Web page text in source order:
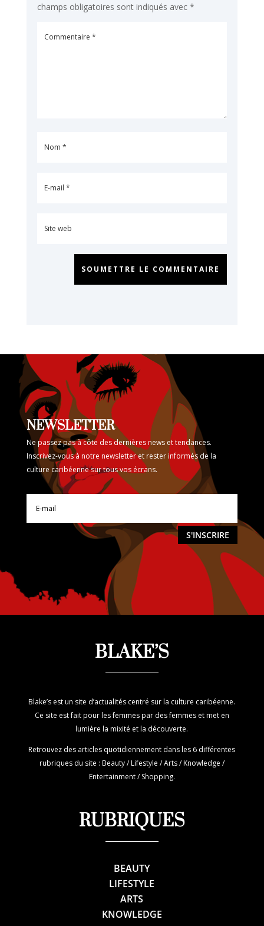
champs obligatoires sont indiqués avec *
SOUMETTRE LE COMMENTAIRE
NEWSLETTER
Ne passez pas à côte des dernières news et tendances.
Inscrivez-vous à notre newsletter et rester informés de la
culture caribéenne sur tous vos écrans.
S'INSCRIRE
BLAKE’S
Blake’s est un site d’actualités centré sur la culture caribéenne.
Ce site est fait pour les femmes par des femmes et met en
lumière la mixité et la découverte.
Retrouvez des articles quotidiennement dans les 6 différentes
rubriques du site : Beauty / Lifestyle / Arts / Knowledge /
Entertainment / Shopping.
RUBRIQUES
BEAUTY
LIFESTYLE
ARTS
KNOWLEDGE